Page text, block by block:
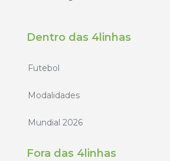
Dentro das 4linhas
Futebol
Modalidades
Mundial 2026
Fora das 4linhas